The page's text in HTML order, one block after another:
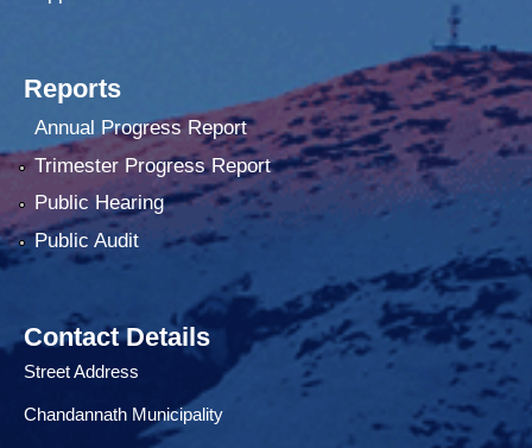
Reports
Annual Progress Report
Trimester Progress Report
Public Hearing
Public Audit
Contact Details
Street Address
Chandannath Municipality